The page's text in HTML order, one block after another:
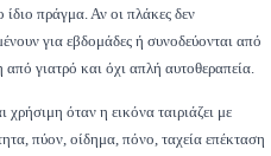
ίδιο πράγμα. Αν οι πλάκες δεν
για εβδομάδες ή συνοδεύονται από
από γιατρό και όχι απλή αυτοθεραπεία.
χρήσιμη όταν η εικόνα ταιριάζει με
πύον, οίδημα, πόνο, ταχεία επέκταση